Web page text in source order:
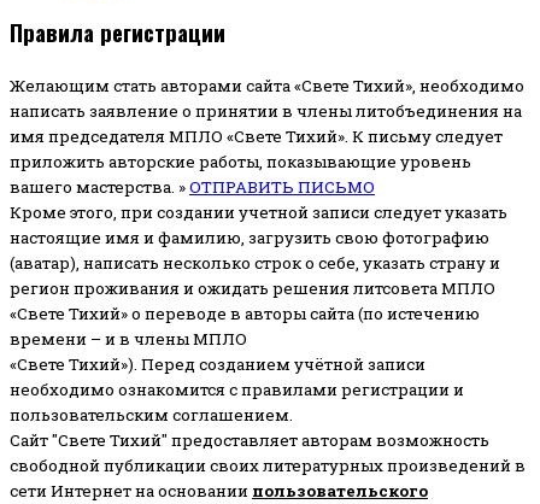
Правила регистрации
Желающим стать авторами сайта «Свете Тихий», необходимо
написать заявление о принятии в члены литобъединения на
имя председателя МПЛО «Свете Тихий». К письму следует
приложить авторские работы, показывающие уровень
вашего мастерства. »ОТПРАВИТЬ ПИСЬМО
Кроме этого, при создании учетной записи следует указать
настоящие имя и фамилию, загрузить свою фотографию
(аватар), написать несколько строк о себе, указать страну и
регион проживания и ожидать решения литсовета МПЛО
«Свете Тихий» о переводе в авторы сайта (по истечению
времени – и в члены МПЛО
«Свете Тихий»). Перед созданием учётной записи
необходимо ознакомится с правилами регистрации и
пользовательским соглашением.
Сайт "Свете Тихий" предоставляет авторам возможность
свободной публикации своих литературных произведений в
сети Интернет на основании пользовательского